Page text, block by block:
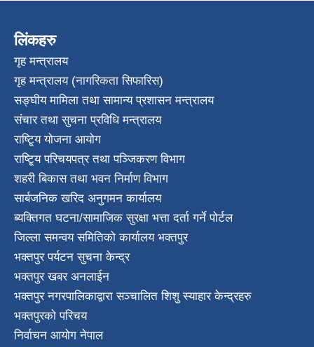
लिंकहरु
गृह मन्त्रालय
गृह मन्त्रालय (नागरिकता सिफारिस)
सङ्घीय मामिला तथा सामान्य प्रशासन मन्त्रालय
संचार तथा सुचना प्रविधि मन्त्रालय
राष्टि्ृय योजना आयोग
राष्टि्ृय परिचयपत्र तथा पञ्जिकरण विभाग
शहरी बिकास तथा भवन निर्माण विभाग
सार्बजनिक खरिद अनुगमन कार्यालय
ब्यक्तिगत घटना/सामाजिक सुरक्षा भत्ता दर्ता गर्ने पोर्टल
जिल्ला समन्वय समितिको कार्यालय भक्तपुर
भक्तपुर पर्यटन सुचना केन्द्र
भक्तपुर खबर अनलाईन
भक्तपुर नगरपालिकाद्वारा सञ्चालित शिशु स्याहार केन्द्रहरु
भक्तपुरकाे परिचय
निर्वाचन आयोग नेपाल